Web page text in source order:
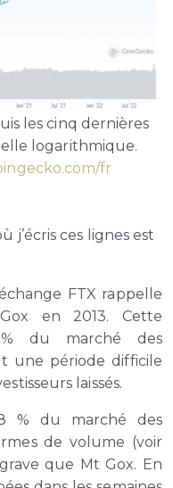
les cinq dernières
logarithmique.
fr
j’écris ces lignes est
FTX rappelle
en 2013. Cette
du marché des
une période difficile
laissés.
% du marché des
de volume (voir
que Mt Gox. En